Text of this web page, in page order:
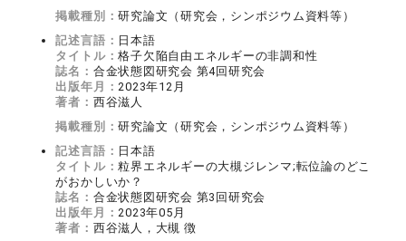
掲載種別：研究論文（研究会，シンポジウム資料等）
記述言語： 日本語
タイトル：格子欠陥自由エネルギーの非調和性
誌名： 合金状態図研究会 第4回研究会
出版年月：2023年12月
著者： 西谷滋人
掲載種別：研究論文（研究会，シンポジウム資料等）
記述言語： 日本語
タイトル：粒界エネルギーの大槻ジレンマ;転位論のどこ
がおかしいか？
誌名： 合金状態図研究会 第3回研究会
出版年月：2023年05月
著者： 西谷滋人，大槻 徴